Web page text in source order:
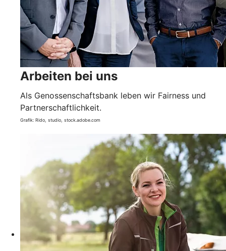
Arbeiten bei uns
Als Genossenschaftsbank leben wir Fairness und
Partnerschaftlichkeit.
Grafik: Rido, studio, stock.adobe.com